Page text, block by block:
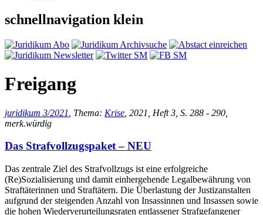
schnellnavigation klein
Freigang
juridikum 3/2021 , Thema: Krise , 2021, Heft 3, S. 288 - 290,
merk.würdig
Das Strafvollzugspaket – NEU
Das zentrale Ziel des Strafvollzugs ist eine erfolgreiche
(Re)Sozialisierung und damit einhergehende Legalbewährung von
Straftäterinnen und Straftätern. Die Überlastung der Justizanstalten
aufgrund der steigenden Anzahl von Insassinnen und Insassen sowie
die hohen Wiederverurteilungsraten entlassener Strafgefangener